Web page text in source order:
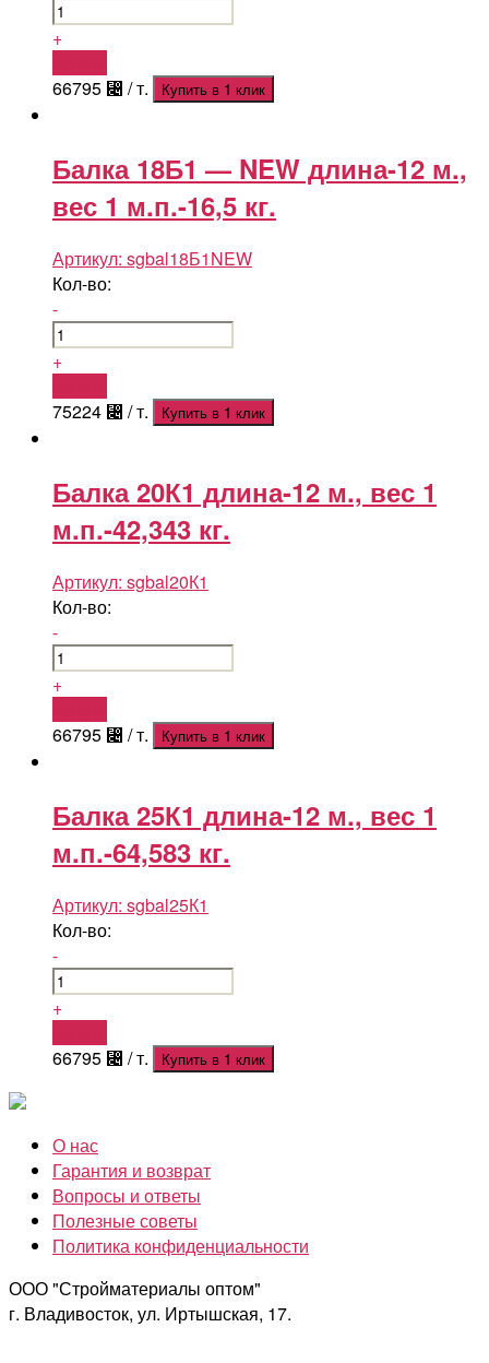
+
66795 ⃄ / т. Купить в 1 клик
Балка 18Б1 — NEW длина-12 м.,
вес 1 м.п.-16,5 кг.
Артикул: sgbal18Б1NEW
Кол-во:
-
+
75224 ⃄ / т. Купить в 1 клик
Балка 20К1 длина-12 м., вес 1
м.п.-42,343 кг.
Артикул: sgbal20К1
Кол-во:
-
+
66795 ⃄ / т. Купить в 1 клик
Балка 25К1 длина-12 м., вес 1
м.п.-64,583 кг.
Артикул: sgbal25К1
Кол-во:
-
+
66795 ⃄ / т. Купить в 1 клик
О нас
Гарантия и возврат
Вопросы и ответы
Полезные советы
Политика конфиденциальности
ООО "Стройматериалы оптом"
г. Владивосток, ул. Иртышская, 17.